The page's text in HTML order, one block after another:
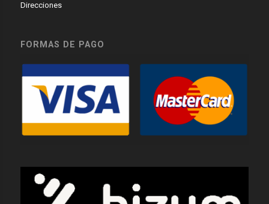
Direcciones
FORMAS DE PAGO